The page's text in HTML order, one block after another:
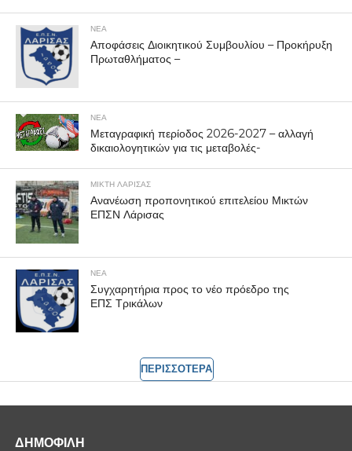
ΝΕΑ
Αποφάσεις Διοικητικού Συμβουλίου – Προκήρυξη
Πρωταθλήματος –
ΝΕΑ
Μεταγραφική περίοδος 2026-2027 – αλλαγή
δικαιολογητικών για τις μεταβολές-
ΜΙΚΤΗ ΛΑΡΙΣΑΣ
Ανανέωση προπονητικού επιτελείου Μικτών
ΕΠΣΝ Λάρισας
ΝΕΑ
Συγχαρητήρια προς το νέο πρόεδρο της
ΕΠΣ Τρικάλων
ΠΕΡΙΣΣΟΤΕΡΑ
ΔΗΜΟΦΙΛΗ